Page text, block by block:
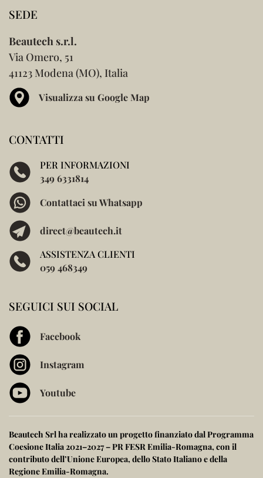
SEDE
Beautech s.r.l.
Via Omero, 51
41123 Modena (MO), Italia
Visualizza su Google Map
CONTATTI
PER INFORMAZIONI
349 6331814
Contattaci su Whatsapp
direct@beautech.it
ASSISTENZA CLIENTI
059 468349
SEGUICI SUI SOCIAL
Facebook
Instagram
Youtube
Beautech Srl ha realizzato un progetto finanziato dalProgramma
Coesione Italia 2021–2027 – PR FESR Emilia-Romagna, con il
contributo dell’Unione Europea, delloStato Italianoe della
Regione Emilia-Romagna.